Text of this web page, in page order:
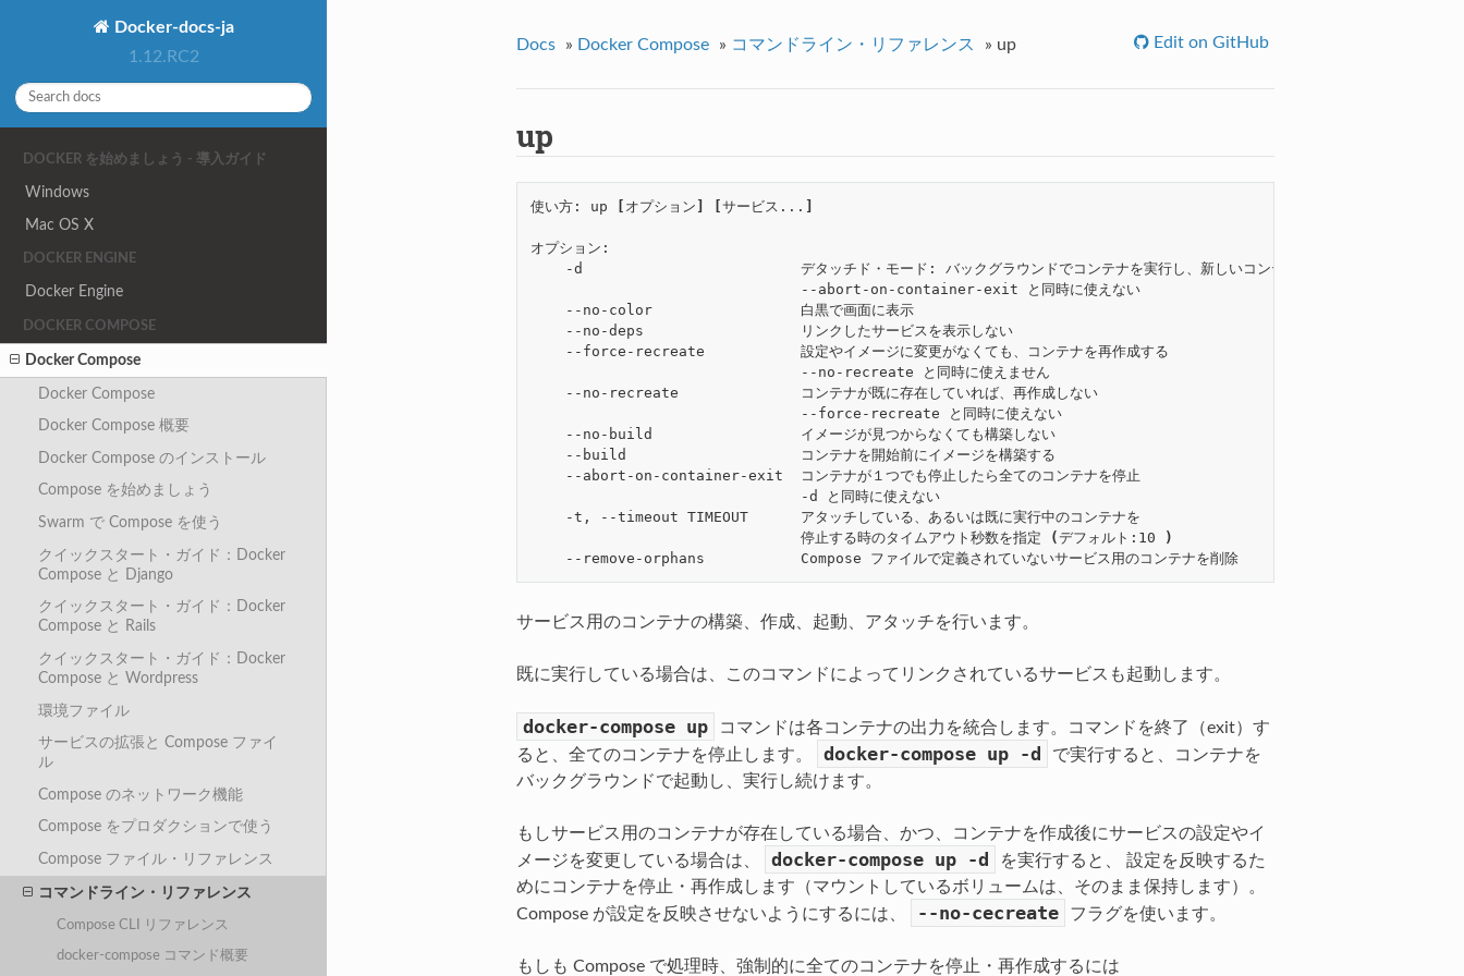
Docker-docs-ja
1.12.RC2
DOCKER を始めましょう - 導入ガイド
Windows
Mac OS X
DOCKER ENGINE
Docker Engine
DOCKER COMPOSE
Docker Compose
Docker Compose
Docker Compose 概要
Docker Compose のインストール
Compose を始めましょう
Swarm で Compose を使う
クイックスタート・ガイド：Docker
Compose と Django
クイックスタート・ガイド：Docker
Compose と Rails
クイックスタート・ガイド：Docker
Compose と Wordpress
環境ファイル
サービスの拡張と Compose ファイ
ル
Compose のネットワーク機能
Compose をプロダクションで使う
Compose ファイル・リファレンス
コマンドライン・リファレンス
Compose CLI リファレンス
docker-compose コマンド概要
Docs » Docker Compose » コマンドライン・リファレンス » up Edit on GitHub
up
使い方: up オプション サービス...
オプション:
    -d                         デタッチド・モード: バックグラウンドでコンテナを実行し、新しいコンテナ名を表示
                               --abort-on-container-exit と同時に使えない
    --no-color                 白黒で画面に表示
    --no-deps                  リンクしたサービスを表示しない
    --force-recreate           設定やイメージに変更がなくても、コンテナを再作成する
                               --no-recreate と同時に使えません
    --no-recreate              コンテナが既に存在していれば、再作成しない
                               --force-recreate と同時に使えない
    --no-build                 イメージが見つからなくても構築しない
    --build                    コンテナを開始前にイメージを構築する
    --abort-on-container-exit  コンテナが１つでも停止したら全てのコンテナを停止
                               -d と同時に使えない
    -t, --timeout TIMEOUT      アタッチしている、あるいは既に実行中のコンテナを
                               停止する時のタイムアウト秒数を指定
(デフォルト:10
)
    --remove-orphans           Compose ファイルで定義されていないサービス用のコンテナを削除
サービス用のコンテナの構築、作成、起動、アタッチを行います。
既に実行している場合は、このコマンドによってリンクされているサービスも起動します。
docker-compose up
コマンドは各コンテナの出力を統合します。コマンドを終了（exit）す
ると、全てのコンテナを停止します。
docker-compose up -d
で実行すると、コンテナを
バックグラウンドで起動し、実行し続けます。
もしサービス用のコンテナが存在している場合、かつ、コンテナを作成後にサービスの設定やイ
メージを変更している場合は、
docker-compose up -d
を実行すると、 設定を反映するた
めにコンテナを停止・再作成します（マウントしているボリュームは、そのまま保持します）。
Compose が設定を反映させないようにするには、
--no-cecreate フラグを使います。
もしも Compose で処理時、強制的に全てのコンテナを停止・再作成するには